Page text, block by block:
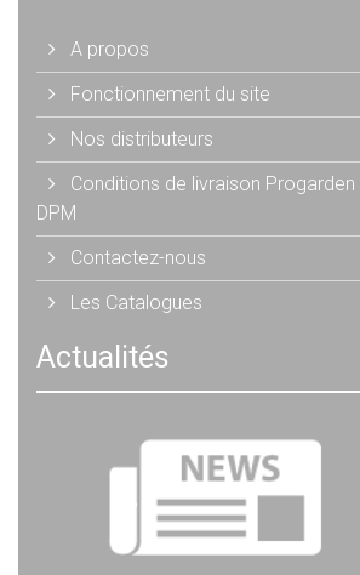
A propos
Fonctionnement du site
Nos distributeurs
Conditions de livraison Progarden
DPM
Contactez-nous
Les Catalogues
Actualités